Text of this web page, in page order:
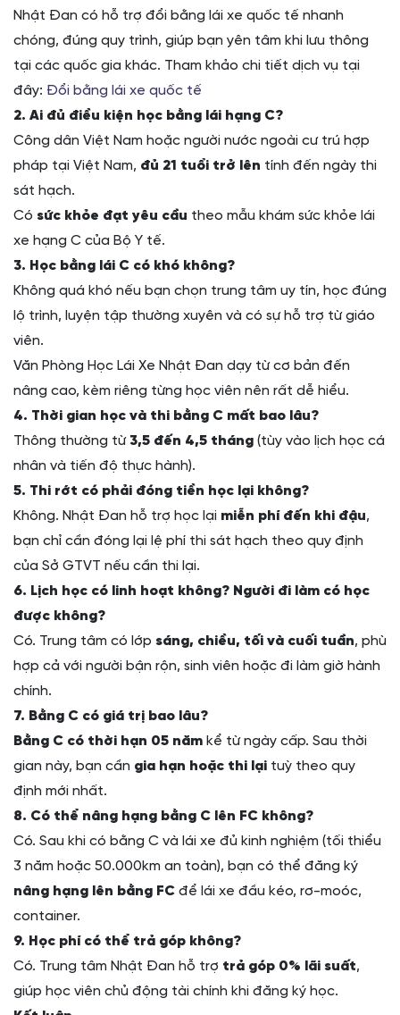
Nhật Đan có hỗ trợ đổi bằng lái xe quốc tế nhanh
chóng, đúng quy trình, giúp bạn yên tâm khi lưu thông
tại các quốc gia khác. Tham khảo chi tiết dịch vụ tại
đây: Đổi bằng lái xe quốc tế
2. Ai đủ điều kiện học bằng lái hạng C?
Công dân Việt Nam hoặc người nước ngoài cư trú hợp
pháp tại Việt Nam, đủ 21 tuổi trở lên tính đến ngày thi
sát hạch.
Có sức khỏe đạt yêu cầu theo mẫu khám sức khỏe lái
xe hạng C của Bộ Y tế.
3. Học bằng lái C có khó không?
Không quá khó nếu bạn chọn trung tâm uy tín, học đúng
lộ trình, luyện tập thường xuyên và có sự hỗ trợ từ giáo
viên.
Văn Phòng Học Lái Xe Nhật Đan dạy từ cơ bản đến
nâng cao, kèm riêng từng học viên nên rất dễ hiểu.
4. Thời gian học và thi bằng C mất bao lâu?
Thông thường từ 3,5 đến 4,5 tháng (tùy vào lịch học cá
nhân và tiến độ thực hành).
5. Thi rớt có phải đóng tiền học lại không?
Không. Nhật Đan hỗ trợ học lại miễn phí đến khi đậu,
bạn chỉ cần đóng lại lệ phí thi sát hạch theo quy định
của Sở GTVT nếu cần thi lại.
6. Lịch học có linh hoạt không? Người đi làm có học
được không?
Có. Trung tâm có lớp sáng, chiều, tối và cuối tuần, phù
hợp cả với người bận rộn, sinh viên hoặc đi làm giờ hành
chính.
7. Bằng C có giá trị bao lâu?
Bằng C có thời hạn 05 năm kể từ ngày cấp. Sau thời
gian này, bạn cần gia hạn hoặc thi lại tuỳ theo quy
định mới nhất.
8. Có thể nâng hạng bằng C lên FC không?
Có. Sau khi có bằng C và lái xe đủ kinh nghiệm (tối thiểu
3 năm hoặc 50.000km an toàn), bạn có thể đăng ký
nâng hạng lên bằng FC để lái xe đầu kéo, rơ-moóc,
container.
9. Học phí có thể trả góp không?
Có. Trung tâm Nhật Đan hỗ trợ trả góp 0% lãi suất,
giúp học viên chủ động tài chính khi đăng ký học.